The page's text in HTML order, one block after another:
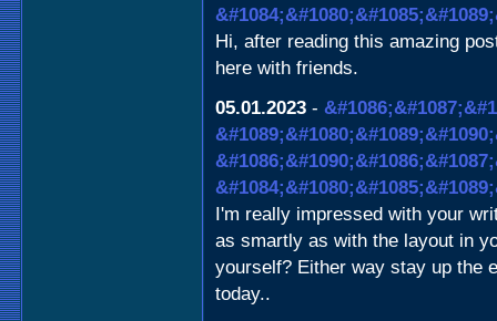
Hi, after reading this amazing
here with friends.
05.01.2023 -
I'm really impressed with your
as smartly as with the layout in
yourself? Either way stay up the
today..